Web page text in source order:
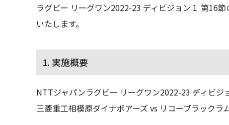
ラグビー リーグワン2022-23 ディビジョン１ 第16
いたします。
1. 実施概要
NTTジャパンラグビー リーグワン2022-23 ディビジ
三菱重工相模原ダイナボアーズ vs リコーブラックラ